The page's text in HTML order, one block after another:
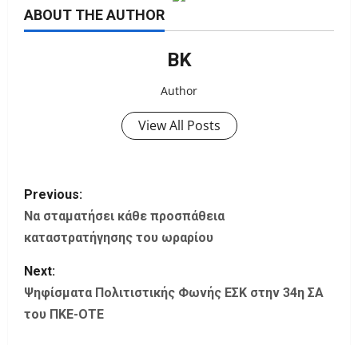
ABOUT THE AUTHOR
ΒΚ
Author
View All Posts
P
o
t
n
Previous:
Να σταματήσει κάθε προσπάθεια
καταστρατήγησης του ωραρίου
Next:
Ψηφίσματα Πολιτιστικής Φωνής ΕΣΚ στην 34η ΣΑ
του ΠΚΕ-ΟΤΕ